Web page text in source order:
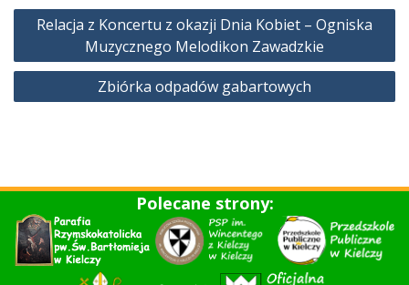
Nawigacja
Relacja z Koncertu z okazji Dnia Kobiet – Ogniska
Muzycznego Melodikon Zawadzkie
Zbiórka odpadów gabartowych
Polecane strony: